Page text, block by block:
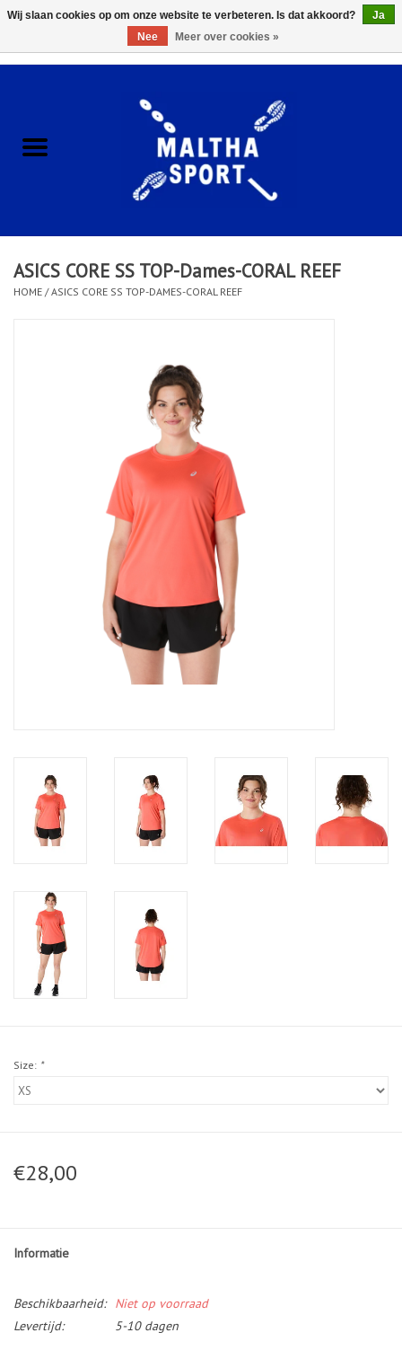
ACCESSOIRES/HARDWARE
KLEDING
CLUBSHOPS
ASICS CORE SS TOP-Dames-CORAL REEF
HOME /ASICS CORE SS TOP-DAMES-CORAL REEF
Size: *
€28,00
Informatie
Beschikbaarheid:
Niet op voorraad
Levertijd:
5-10 dagen
Wij slaan cookies op om onze website te verbeteren. Is dat akkoord?
Ja
Nee
Meer over cookies »